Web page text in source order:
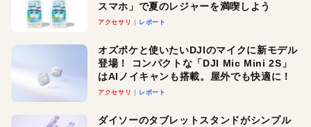
スマホ」で夏のレジャーを満喫しよう
アクセサリ レポート
オズポケと使いたいDJIのマイクに新モデル
登場！ コンパクトな「DJI Mic Mini 2S」
はAIノイキャンも搭載。屋外でも快適に！
アクセサリ レポート
ダイソーのタブレットスタンドがシンプル